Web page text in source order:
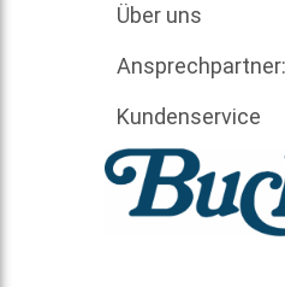
Über uns
Kundenservice